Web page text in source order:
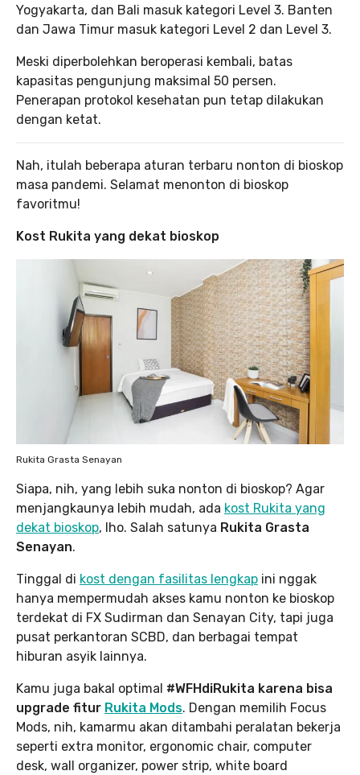
Yogyakarta, dan Bali masuk kategori Level 3. Banten
dan Jawa Timur masuk kategori Level 2 dan Level 3.
Meski diperbolehkan beroperasi kembali, batas
kapasitas pengunjung maksimal 50 persen.
Penerapan protokol kesehatan pun tetap dilakukan
dengan ketat.
Nah, itulah beberapa aturan terbaru nonton di bioskop
masa pandemi. Selamat menonton di bioskop
favoritmu!
Kost Rukita yang dekat bioskop
Rukita Grasta Senayan
Siapa, nih, yang lebih suka nonton di bioskop? Agar
menjangkaunya lebih mudah, ada kost Rukita yang
dekat bioskop, lho. Salah satunya Rukita Grasta
Senayan.
Tinggal di kost dengan fasilitas lengkap ini nggak
hanya mempermudah akses kamu nonton ke bioskop
terdekat di FX Sudirman dan Senayan City, tapi juga
pusat perkantoran SCBD, dan berbagai tempat
hiburan asyik lainnya.
Kamu juga bakal optimal #WFHdiRukita karena bisa
upgrade fitur Rukita Mods. Dengan memilih Focus
Mods, nih, kamarmu akan ditambahi peralatan bekerja
seperti extra monitor, ergonomic chair, computer
desk, wall organizer, power strip, white board